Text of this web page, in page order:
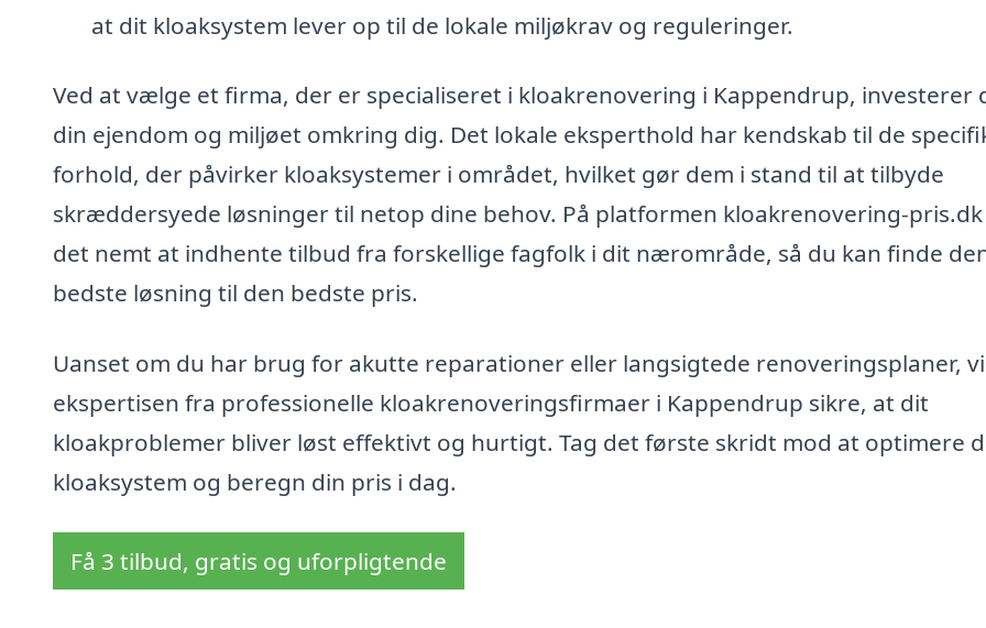
at dit kloaksystem lever op til de lokale miljøkrav og reguleringer.
Ved at vælge et firma, der er specialiseret i kloakrenovering i Kappendrup, investerer
din ejendom og miljøet omkring dig. Det lokale eksperthold har kendskab til de
forhold, der påvirker kloaksystemer i området, hvilket gør dem i stand til at tilbyde
skræddersyede løsninger til netop dine behov. På platformen kloakrenovering-
det nemt at indhente tilbud fra forskellige fagfolk i dit nærområde, så du kan finde
bedste løsning til den bedste pris.
Uanset om du har brug for akutte reparationer eller langsigtede renoveringsplaner,
ekspertisen fra professionelle kloakrenoveringsfirmaer i Kappendrup sikre, at dit
kloakproblemer bliver løst effektivt og hurtigt. Tag det første skridt mod at optimere
kloaksystem og beregn din pris i dag.
Få 3 tilbud, gratis og uforpligtende